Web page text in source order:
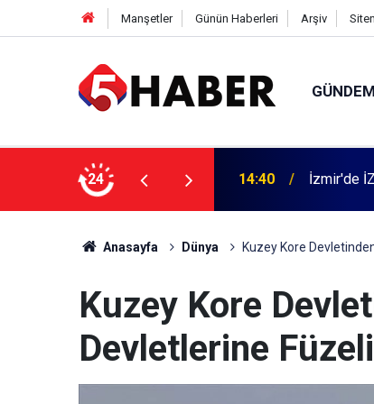
Manşetler Günün Haberleri Arşiv
GÜNDEM
24
dahil 11 kişi gözaltına alındı 13:55
Anasayfa Dünya Kuzey Kore
Kuzey Kore
Devletlerine Füzeli